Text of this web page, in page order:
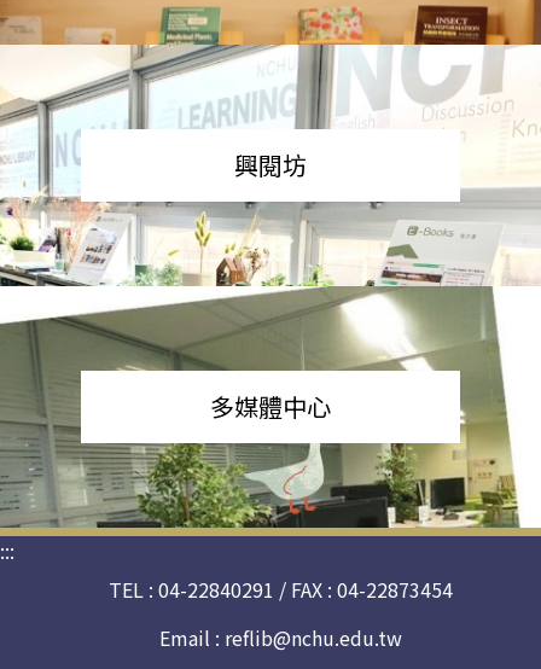
興閱坊
多媒體中心
:::
TEL : 04-22840291 / FAX : 04-22873454
Email : reflib@nchu.edu.tw